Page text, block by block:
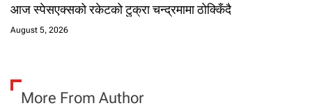
आज स्पेसएक्सको रकेटको टुक्रा चन्द्रमामा ठोक्किँदै
August 5, 2026
More From Author